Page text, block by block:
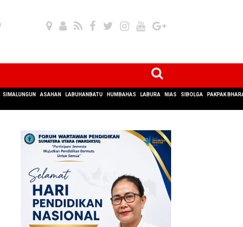
SIMALUNGUN ASAHAN LABUHANBATU HUMBAHAS LABURA NIAS SIBOLGA PAKPAK